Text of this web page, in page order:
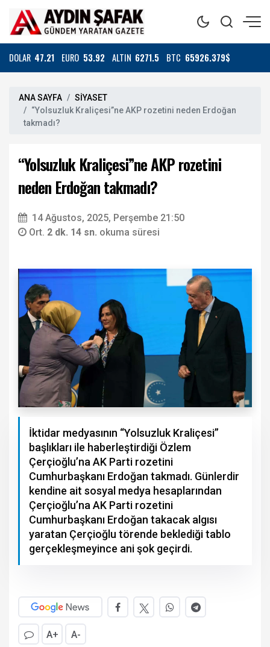
DOLAR 47.21 EURO 53.92 ALTIN 6271.5 BTC 65926.379$
ANA SAYFA
SİYASET
“Yolsuzluk Kraliçesi”ne AKP rozetini neden Erdoğan
takmadı?
“Yolsuzluk Kraliçesi”ne AKP rozetini
neden Erdoğan takmadı?
14 Ağustos, 2025, Perşembe 21:50
Ort. 2 dk. 14 sn. okuma süresi
İktidar medyasının “Yolsuzluk Kraliçesi”
başlıkları ile haberleştirdiği Özlem
Çerçioğlu’na AK Parti rozetini
Cumhurbaşkanı Erdoğan takmadı. Günlerdir
kendine ait sosyal medya hesaplarından
Çerçioğlu’na AK Parti rozetini
Cumhurbaşkanı Erdoğan takacak algısı
yaratan Çerçioğlu törende beklediği tablo
gerçekleşmeyince ani şok geçirdi.
A+ A-